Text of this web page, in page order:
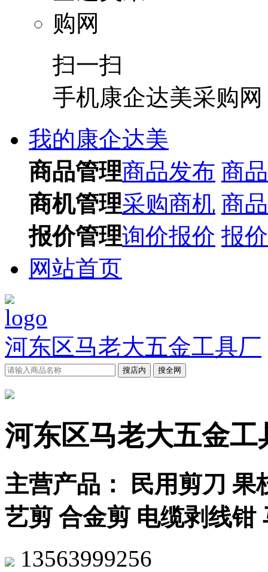
扫一扫
手机康企达美采购网
我的康企达美
商品管理商品发布 商
商机管理采购商机 商
报价管理询价报价 报
网站首页
河东区马老大五金工具厂
搜店内 搜全网
河东区马老大五金工
主营产品： 民用剪刀 果
艺剪 合金剪 电缆剥线钳
13563999256